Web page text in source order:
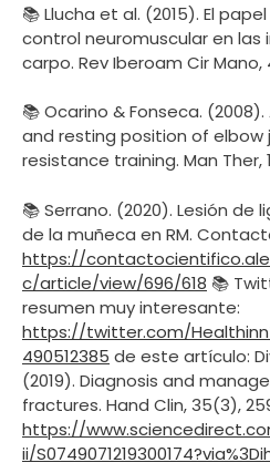
📚 Llucha et al. (2015). El
control neuromuscular en las
carpo. Rev Iberoam Cir Mano,
📚 Ocarino & Fonseca.
and resting position of elbow
resistance training. Man Ther,
📚 Serrano. (2020). Lesión
de la muñeca en RM.
https://
c/article/view/696/618 📚
resumen muy interesante:
https://twitter.com/
490512385 de este artículo:
(2019). Diagnosis and
fractures. Hand Clin, 35(3),
https://
ii/